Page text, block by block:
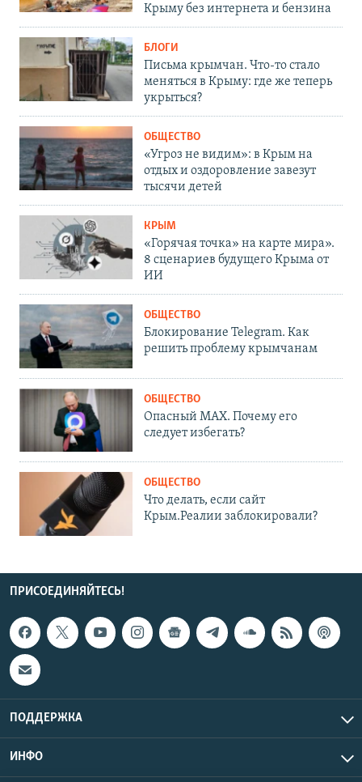
Крыму без интернета и бензина
БЛОГИ
Письма крымчан. Что-то стало
меняться в Крыму: где же теперь
укрыться?
ОБЩЕСТВО
«Угроз не видим»: в Крым на
отдых и оздоровление завезут
тысячи детей
КРЫМ
«Горячая точка» на карте мира».
8 сценариев будущего Крыма от
ИИ
ОБЩЕСТВО
Блокирование Telegram. Как
решить проблему крымчанам
ОБЩЕСТВО
Опасный MAX. Почему его
следует избегать?
ОБЩЕСТВО
Что делать, если сайт
Крым.Реалии заблокировали?
ПРИСОЕДИНЯЙТЕСЬ!
ПОДДЕРЖКА
ИНФО